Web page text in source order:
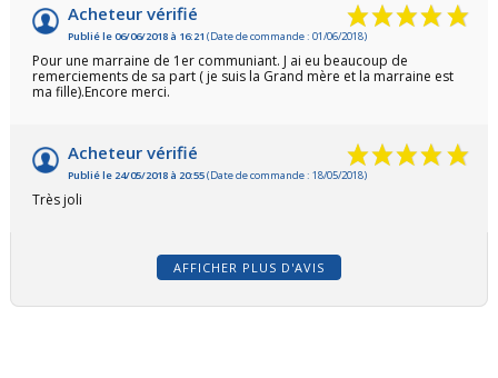
Acheteur vérifié
Publié le 06/06/2018 à 16:21 (Date de commande : 01/06/2018)
Pour une marraine de 1er communiant. J ai eu beaucoup de
remerciements de sa part ( je suis la Grand mère et la marraine est
ma fille).Encore merci.
Acheteur vérifié
Publié le 24/05/2018 à 20:55(Date de commande : 18/05/2018)
Très joli
AFFICHER PLUS D'AVIS